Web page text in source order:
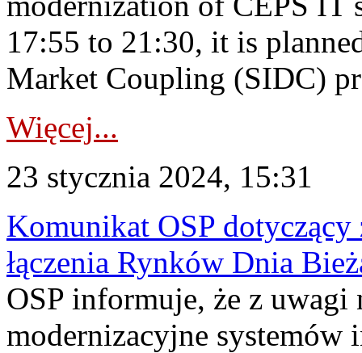
17:55 to 21:30, it is
Market Coupling (SIDC)
Więcej...
23 stycznia 2024, 15:31
Komunikat OSP dotyczący
łączenia Rynków Dnia
OSP informuje, że z uwagi
modernizacyjne